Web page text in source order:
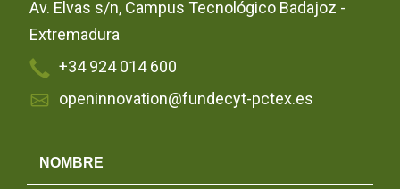
Av. Elvas s/n, Campus Tecnológico Badajoz -
Extremadura
+34 924 014 600
openinnovation@fundecyt-pctex.es